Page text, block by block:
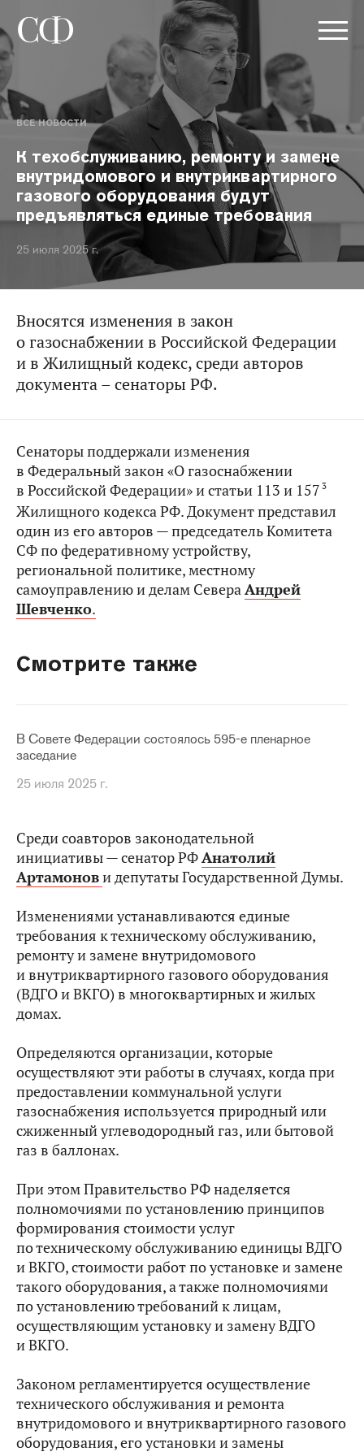
ВСЕ НОВОСТИ
К техобслуживанию, ремонту и замене
внутридомового и внутриквартирного
газового оборудования будут
предъявляться единые требования
25 июля 2025 г.
Вносятся изменения в закон
о газоснабжении в Российской Федерации
и в Жилищный кодекс, среди авторов
документа – сенаторы РФ.
Сенаторы поддержали изменения
в Федеральный закон «О газоснабжении
в Российской Федерации» и статьи 113 и 157 3
Жилищного кодекса РФ. Документ представил
один из его авторов — председатель Комитета
СФ по федеративному устройству,
региональной политике, местному
самоуправлению и делам СевераАндрей
Шевченко.
Смотрите также
В Совете Федерации состоялось 595-е пленарное
заседание
25 июля 2025 г.
Среди соавторов законодательной
инициативы — сенатор РФАнатолий
Артамонови депутаты Государственной Думы.
Изменениями устанавливаются единые
требования к техническому обслуживанию,
ремонту и замене внутридомового
и внутриквартирного газового оборудования
(ВДГО и ВКГО) в многоквартирных и жилых
домах.
Определяются организации, которые
осуществляют эти работы в случаях, когда при
предоставлении коммунальной услуги
газоснабжения используется природный или
сжиженный углеводородный газ, или бытовой
газ в баллонах.
При этом Правительство РФ наделяется
полномочиями по установлению принципов
формирования стоимости услуг
по техническому обслуживанию единицы ВДГО
и ВКГО, стоимости работ по установке и замене
такого оборудования, а также полномочиями
по установлению требований к лицам,
осуществляющим установку и замену ВДГО
и ВКГО.
Законом регламентируется осуществление
технического обслуживания и ремонта
внутридомового и внутриквартирного газового
оборудования, его установки и замены